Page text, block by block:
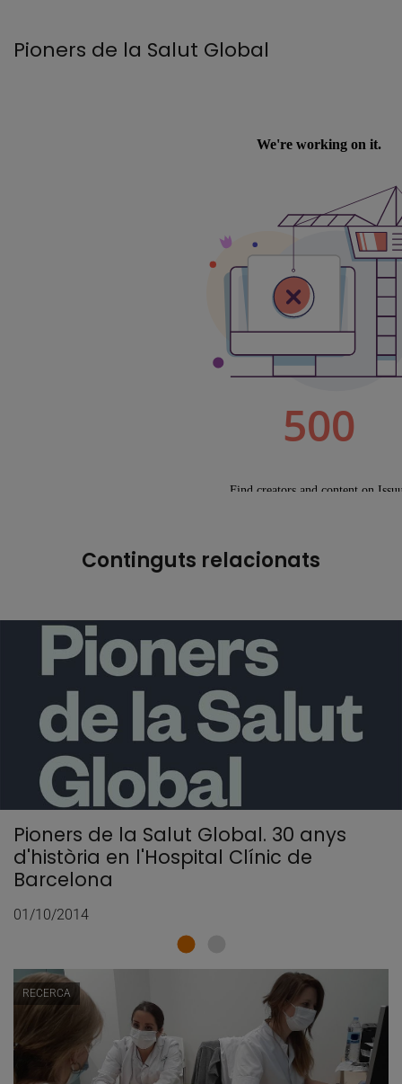
Pioners de la Salut Global
Continguts relacionats
Pioners de la Salut Global. 30 anys
d'història en l'Hospital Clínic de
Barcelona
01/10/2014
RECERCA